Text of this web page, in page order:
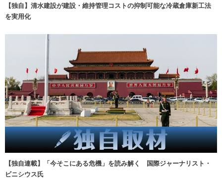
【独自】清水建設が建設・維持管理コストの抑制可能な冷蔵倉庫新工法
を実用化
【独自連載】「今そこにある危機」を読み解く 国際ジャーナリスト・
ビニシウス氏